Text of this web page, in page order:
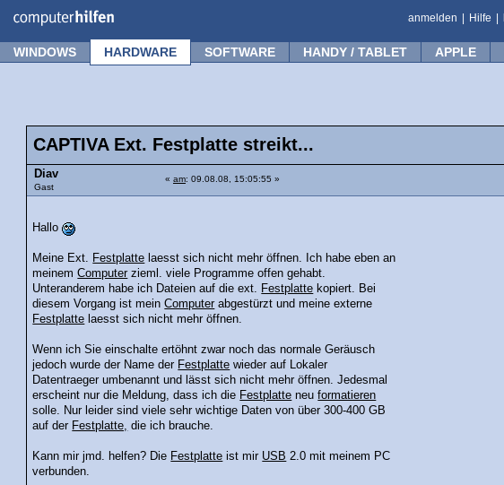
anmelden Hilfe
WINDOWS HARDWARE SOFTWARE HANDY / TABLET APPLE
CAPTIVA Ext. Festplatte streikt...
Diav
Gast
« am: 09.08.08, 15:05:55 »
Hallo
Meine Ext. Festplatte laesst sich nicht mehr öffnen. Ich habe eben an
meinemComputerzieml. viele Programme offen gehabt.
Unteranderem habe ich Dateien auf die ext.
Festplatte kopiert. Bei
diesem Vorgang ist meinComputerabgestürzt und meine externe
Festplatte laesst sich nicht mehr öffnen.
Wenn ich Sie einschalte ertöhnt zwar noch das normale Geräusch
jedoch wurde der Name der Festplatte wieder auf Lokaler
Datentraeger umbenannt und lässt sich nicht mehr öffnen. Jedesmal
erscheint nur die Meldung, dass ich die Festplatte neuformatieren
solle. Nur leider sind viele sehr wichtige Daten von über 300-400 GB
auf der Festplatte, die ich brauche.
Kann mir jmd. helfen? Die Festplatte ist mir USB 2.0 mit meinem PC
verbunden.